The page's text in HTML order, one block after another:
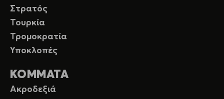
Στρατός
Τουρκία
Τρομοκρατία
Υποκλοπές
ΚΟΜΜΑΤΑ
Ακροδεξιά